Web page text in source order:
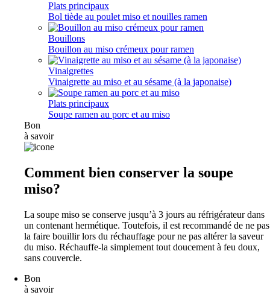
Plats principaux
Bol tiède au poulet miso et nouilles ramen
Bouillons
Bouillon au miso crémeux pour ramen
Vinaigrettes
Vinaigrette au miso et au sésame (à la japonaise)
Plats principaux
Soupe ramen au porc et au miso
Bon
à savoir
Comment bien conserver la soupe
miso?
La soupe miso se conserve jusqu’à 3 jours au réfrigérateur dans
un contenant hermétique. Toutefois, il est recommandé de ne pas
la faire bouillir lors du réchauffage pour ne pas altérer la saveur
du miso. Réchauffe-la simplement tout doucement à feu doux,
sans couvercle.
Bon
à savoir